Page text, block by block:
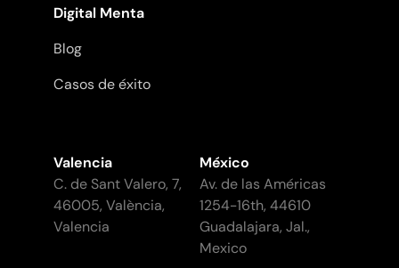
Digital Menta
Blog
Casos de éxito
Valencia
C. de Sant Valero, 7,
46005, València,
Valencia
México
Av. de las Américas
1254-16th, 44610
Guadalajara, Jal.,
Mexico